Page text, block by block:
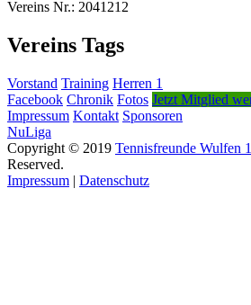
Vereins Nr.: 2041212
Vereins Tags
Vorstand Training Herren 1
Facebook Chronik Fotos Jetzt Mitglied
Impressum Kontakt Sponsoren
NuLiga
Copyright © 2019 Tennisfreunde Wulfen
Reserved.
Impressum | Datenschutz